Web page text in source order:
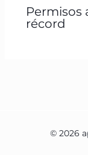
Permisos
récord
© 2026